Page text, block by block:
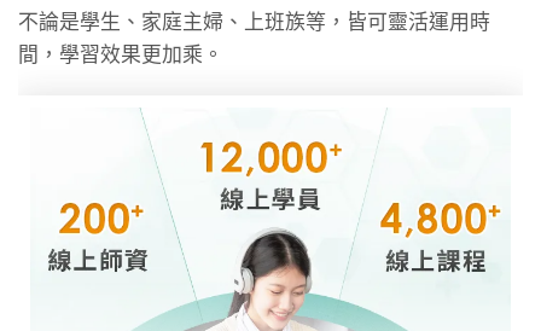
不論是學生、家庭主婦、上班族等，皆可靈活運用時
間，學習效果更加乘。